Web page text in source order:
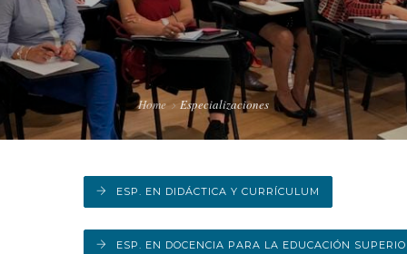
CÁTEDRAS
ESTUDIANTES
SIU-GUARANÍ
RADIO CONURBANA
Home Especializaciones
ESP. EN DIDÁCTICA Y CURRÍCULUM
ESP. EN DOCENCIA PARA LA EDUCACIÓN